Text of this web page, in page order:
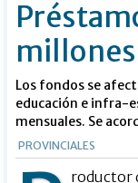
Los fondos se
educación e infra-
mensuales. Se
PROVINCIALES
roductor